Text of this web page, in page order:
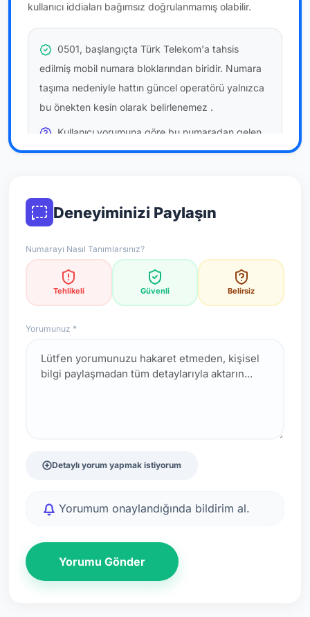
kullanıcı iddiaları bağımsız doğrulanmamış olabilir.
0501, başlangıçta Türk Telekom'a tahsis
edilmiş mobil numara bloklarından biridir. Numara
taşıma nedeniyle hattın güncel operatörü yalnızca
bu önekten kesin olarak belirlenemez .
Kullanıcı yorumuna göre bu numaradan gelen
çağrılaratemkinli yaklaşmanızönerilir; bu bir site
resmi doğrulama niteliği taşımaz.
*Not: Değerlendirmeler onaylı kullanıcı yorumlarına göre
güncellenir.
Deneyiminizi Paylaşın
Numarayı Nasıl Tanımlarsınız?
Tehlikeli Güvenli Belirsiz
Yorumunuz *
Detaylı yorum yapmak istiyorum
Yorumum onaylandığında bildirim al.
Yorumu Gönder